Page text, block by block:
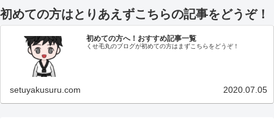
初めての方はとりあえずこちらの記事をどうぞ！
初めての方へ！おすすめ記事一覧
くせ毛丸のブログが初めての方はまずこちらをどうぞ！
setuyakusuru.com 2020.07.05